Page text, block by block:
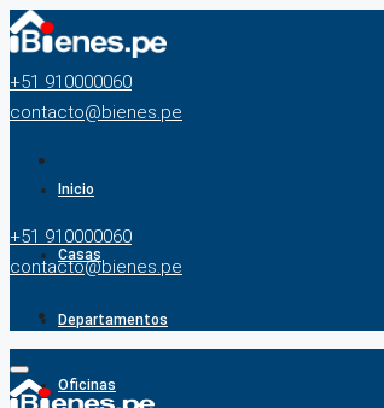
+51 910000060
contacto@bienes.pe
Inicio
Casas
Departamentos
Oficinas
+51 910000060
contacto@bienes.pe